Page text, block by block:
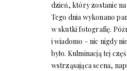
dzień, który zostanie
Tego dnia wykonano
w skutki fotografię.
i wiadomo – nic nigdy
było. Kulminacją tej
wstrząsająca scena,